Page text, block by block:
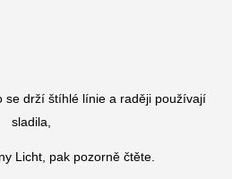
se drží štíhlé línie a raději používají
sladila,
Licht, pak pozorně čtěte.